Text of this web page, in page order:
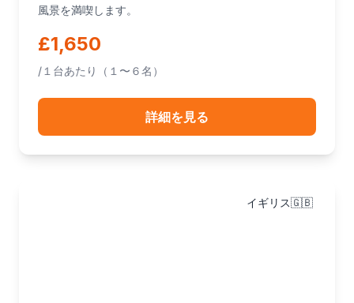
風景を満喫します。
£1,650
/１台あたり（１〜６名）
詳細を見る
イギリス🇬🇧